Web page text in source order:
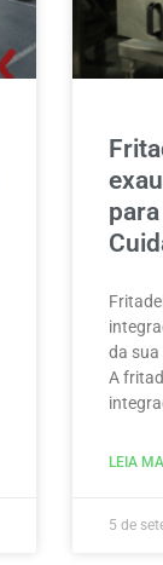
da sua
A
LEIA
5 de